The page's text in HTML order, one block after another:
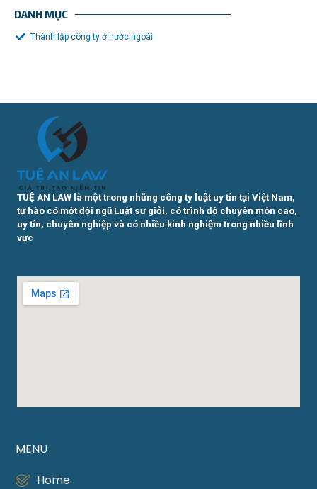
DANH MỤC
Thành lập công ty ở nước ngoài
TUỆ AN LAW là một trong những công ty luật uy tín tại Việt Nam,
tự hào có một đội ngũ Luật sư giỏi, có trình độ chuyên môn cao,
uy tín, chuyên nghiệp và có nhiều kinh nghiệm trong nhiều lĩnh
vực
MENU
Home